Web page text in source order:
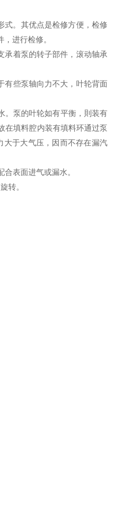
式。其优点是检修方便，检修
进行检修。
承着泵的转子部件，滚动轴承
有些泵轴向力不大，叶轮背面
。泵的叶轮如有平衡，則装有
在填料腔内装有填料环通过泵
大于大气压，因而不存在漏汽
表面进气或漏水。
转。